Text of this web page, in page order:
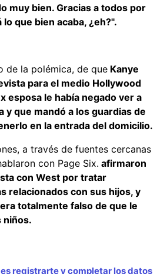
muy bien. Gracias a todos por
que bien acaba, ¿eh?".
de la polémica, de que Kanye
para el medio Hollywood
esposa le había negado ver a
y que mandó a los guardias de
en la entrada del domicilio.
a través de fuentes cercanas
con Page Six. afirmaron
con West por tratar
relacionados con sus hijos, y
totalmente falso de que le
niños.
registrarte y completar los datos